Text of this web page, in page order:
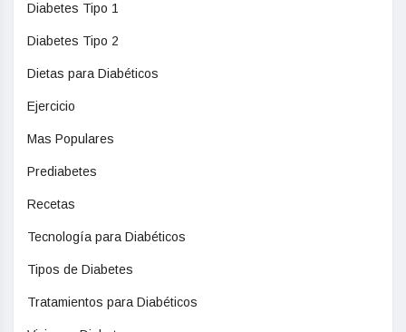
Diabetes Tipo 1
Diabetes Tipo 2
Dietas para Diabéticos
Ejercicio
Mas Populares
Prediabetes
Recetas
Tecnología para Diabéticos
Tipos de Diabetes
Tratamientos para Diabéticos